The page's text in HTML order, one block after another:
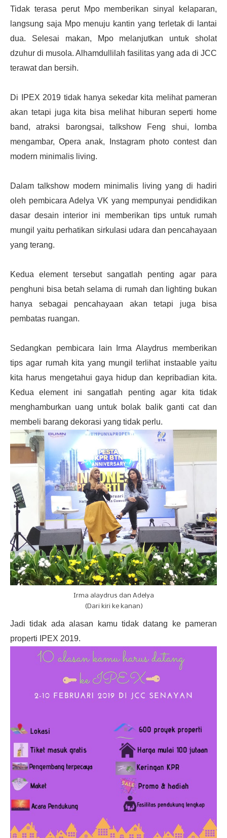
Tidak terasa perut Mpo memberikan sinyal kelaparan,
langsung saja Mpo menuju kantin yang terletak di lantai
dua. Selesai makan, Mpo melanjutkan untuk sholat
dzuhur di musola. Alhamdullilah fasilitas yang ada di JCC
terawat dan bersih.
Di IPEX 2019 tidak hanya sekedar kita melihat pameran
akan tetapi juga kita bisa melihat hiburan seperti home
band, atraksi barongsai, talkshow Feng shui, lomba
mengambar, Opera anak, Instagram photo contest dan
modern minimalis living.
Dalam talkshow modern minimalis living yang di hadiri
oleh pembicara Adelya VK yang mempunyai pendidikan
dasar desain interior ini memberikan tips untuk rumah
mungil yaitu perhatikan sirkulasi udara dan pencahayaan
yang terang.
Kedua element tersebut sangatlah penting agar para
penghuni bisa betah selama di rumah dan lighting bukan
hanya sebagai pencahayaan akan tetapi juga bisa
pembatas ruangan.
Sedangkan pembicara lain Irma Alaydrus memberikan
tips agar rumah kita yang mungil terlihat instaable yaitu
kita harus mengetahui gaya hidup dan kepribadian kita.
Kedua element ini sangatlah penting agar kita tidak
menghamburkan uang untuk bolak balik ganti cat dan
membeli barang dekorasi yang tidak perlu.
Irma alaydrus dan Adelya
(Dari kiri ke kanan)
Jadi tidak ada alasan kamu tidak datang ke pameran
properti IPEX 2019.